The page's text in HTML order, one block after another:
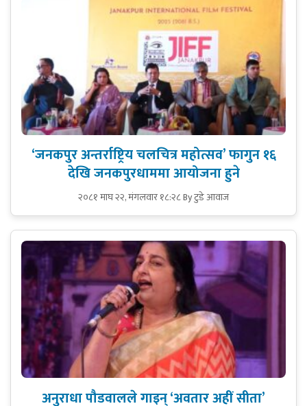
‘जनकपुर अन्तर्राष्ट्रिय चलचित्र महोत्सव’ फागुन १६
देखि जनकपुरधाममा आयोजना हुने
२०८१ माघ २२, मंगलवार १८:२८By टुडे आवाज
अनुराधा पौडवालले गाइन् ‘अवतार अहीं सीता’